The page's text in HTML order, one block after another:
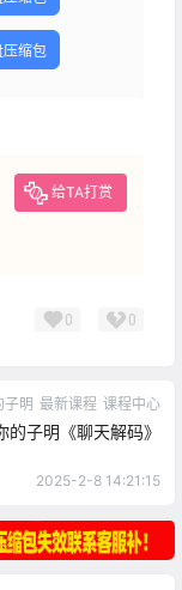
压缩包
给TA打赏
0 0
子明 最新课程 课程中心
的子明《聊天解码》
2025-2-8 14:21:15